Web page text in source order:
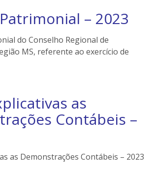
– 2023
do Conselho Regional de
MS, referente ao exercício de
as
Contábeis –
as Demonstrações Contábeis – 2023